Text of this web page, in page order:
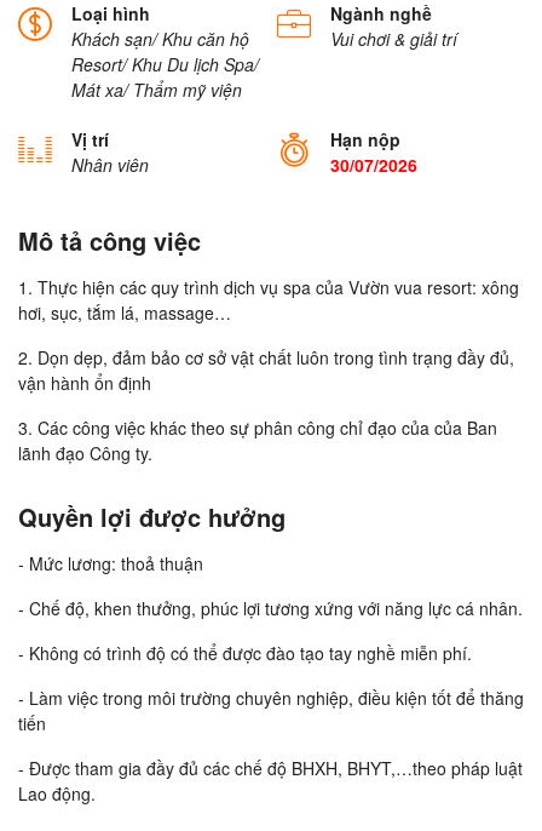
Loại hình
Khách sạn/ Khu căn hộ
Resort/ Khu Du lịch Spa/
Mát xa/ Thẩm mỹ viện
Ngành nghề
Vui chơi & giải trí
Vị trí
Nhân viên
Hạn nộp
30/07/2026
Mô tả công việc
1. Thực hiện các quy trình dịch vụ spa của Vườn vua resort: xông
hơi, sục, tắm lá, massage…
2. Dọn dẹp, đảm bảo cơ sở vật chất luôn trong tình trạng đầy đủ,
vận hành ổn định
3. Các công việc khác theo sự phân công chỉ đạo của của Ban
lãnh đạo Công ty.
Quyền lợi được hưởng
- Mức lương: thoả thuận
- Chế độ, khen thưởng, phúc lợi tương xứng với năng lực cá nhân.
- Không có trình độ có thể được đào tạo tay nghề miễn phí.
- Làm việc trong môi trường chuyên nghiệp, điều kiện tốt để thăng
tiến
- Được tham gia đầy đủ các chế độ BHXH, BHYT,…theo pháp luật
Lao động.